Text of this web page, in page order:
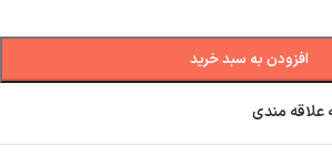
افزودن به سبد خرید
علاقه مندی